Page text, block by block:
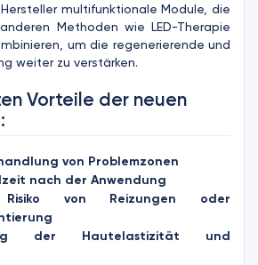
multifunktionale Module, die
Methoden wie LED-Therapie
um die regenerierende und
weiter zu verstärken.
Vorteile der neuen
von Problemzonen
nach der Anwendung
Risiko von Reizungen oder
der Hautelastizität und